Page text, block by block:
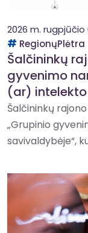
2026 m. rugpjūčio
RegionųPlėtra
Šalčininkų
gyvenimo
(ar)
Šalčininkų
„Grupinio
savivaldybėje“,